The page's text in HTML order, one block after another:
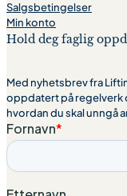
Salgsbetingelser
Min konto
Hold deg faglig
Med nyhetsbrev fra
oppdatert på regelverk
hvordan du skal unngå